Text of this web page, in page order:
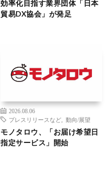
効率化目指す業界団体「日本
貿易DX協会」が発足
2026.08.06
プレスリリースなど
動向/展望
モノタロウ、「お届け希望日
指定サービス」開始